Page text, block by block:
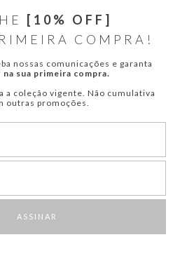
[10% OFF]
COMPRA!
nossas comunicações e garanta
sua primeira compra.
a coleção vigente. Não cumulativa
outras promoções.
ASSINAR